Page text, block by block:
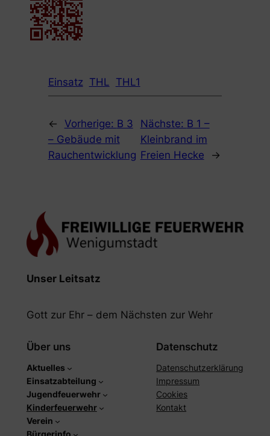
Einsatz THL THL1
← Vorherige: B 3
– Gebäude mit
Rauchentwicklung
Nächste: B 1 –
Kleinbrand im
Freien Hecke
→
Unser Leitsatz
Gott zur Ehr – dem Nächsten zur Wehr
Über uns
Aktuelles
Einsatzabteilung
Jugendfeuerwehr
Kinderfeuerwehr
Verein
Datenschutz
Datenschutzerklärung
Impressum
Cookies
Kontakt